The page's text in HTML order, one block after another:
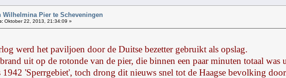
Wilhelmina Pier te Scheveningen
Oktober 22, 2013, 21:34:09 »
werd het paviljoen door de Duitse bezetter gebruikt als opslag.
uit op de rotonde van de pier, die binnen een paar minuten totaal was
1942 'Sperrgebiet', toch drong dit nieuws snel tot de Haagse bevolking